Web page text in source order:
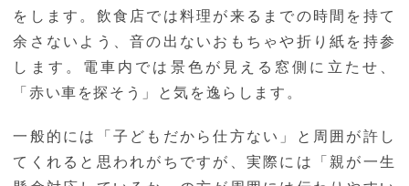
をします。飲食店では料理が来るまでの時間を持て
余さないよう、音の出ないおもちゃや折り紙を持参
します。電車内では景色が見える窓側に立たせ、
「赤い車を探そう」と気を逸らします。
一般的には「子どもだから仕方ない」と周囲が許し
てくれると思われがちですが、実際には「親が一生